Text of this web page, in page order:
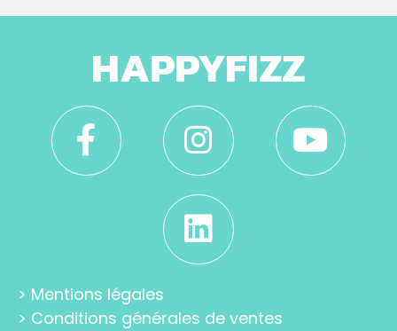
HAPPYFIZZ
> Mentions légales
> Conditions générales de ventes